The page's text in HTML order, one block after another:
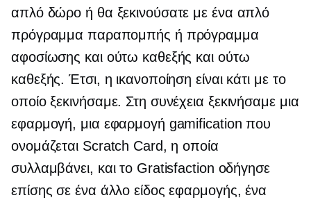
απλό δώρο ή θα ξεκινούσατε με ένα απλό
πρόγραμμα παραπομπής ή πρόγραμμα
αφοσίωσης και ούτω καθεξής και ούτω
καθεξής. Έτσι, η ικανοποίηση είναι κάτι με το
οποίο ξεκινήσαμε. Στη συνέχεια ξεκινήσαμε μια
εφαρμογή, μια εφαρμογή gamification που
ονομάζεται Scratch Card, η οποία
συλλαμβάνει, και το Gratisfaction οδήγησε
επίσης σε ένα άλλο είδος εφαρμογής, ένα